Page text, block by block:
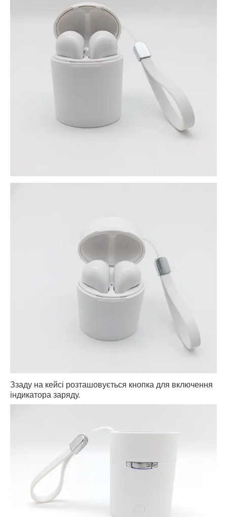
Ззаду на кейсі розташовується кнопка для включення
індикатора заряду.